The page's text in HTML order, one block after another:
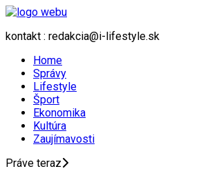
kontakt : redakcia@i-lifestyle.sk
Home
Správy
Lifestyle
Šport
Ekonomika
Kultúra
Zaujímavosti
Práve teraz